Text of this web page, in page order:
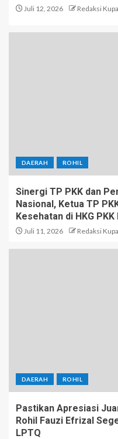
Juli 12, 2026 Redaksi
DAERAH ROHIL
Sinergi TP PKK dan
Nasional, Ketua TP
Kesehatan di HKG
Juli 11, 2026 Redaksi
DAERAH ROHIL
Pastikan Apresiasi
Rohil Fauzi Efrizal
LPTQ